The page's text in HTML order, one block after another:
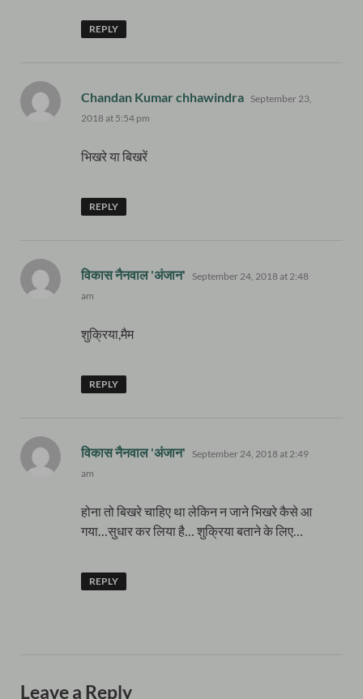
REPLY
Chandan Kumar chhawindra says:
September 23,
2018 at 5:54 pm
भिखरे या बिखरें
REPLY
विकास नैनवाल 'अंजान' says:
September 24, 2018 at 2:48
am
शुक्रिया,मैम
REPLY
विकास नैनवाल 'अंजान' says:
September 24, 2018 at 2:49
am
होना तो बिखरे चाहिए था लेकिन न जाने भिखरे कैसे आ
गया…सुधार कर लिया है… शुक्रिया बताने के लिए…
REPLY
Leave a Reply